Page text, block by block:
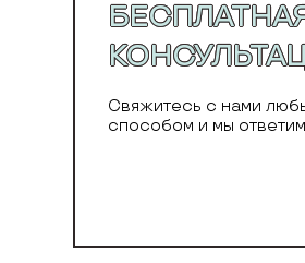
Свяжитесь с нами
способом и мы